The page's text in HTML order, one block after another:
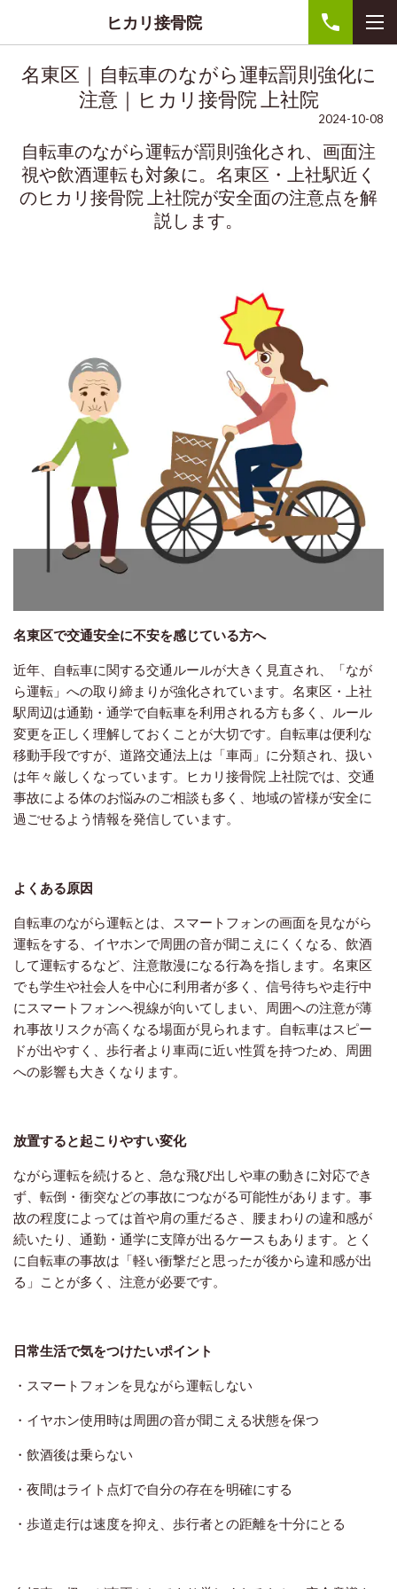
ヒカリ接骨院
名東区｜自転車のながら運転罰則強化に
注意｜ヒカリ接骨院 上社院
2024-10-08
自転車のながら運転が罰則強化され、画面注
視や飲酒運転も対象に。名東区・上社駅近く
のヒカリ接骨院 上社院が安全面の注意点を解
説します。
名東区で交通安全に不安を感じている方へ
近年、自転車に関する交通ルールが大きく見直され、「なが
ら運転」への取り締まりが強化されています。名東区・上社
駅周辺は通勤・通学で自転車を利用される方も多く、ルール
変更を正しく理解しておくことが大切です。自転車は便利な
移動手段ですが、道路交通法上は「車両」に分類され、扱い
は年々厳しくなっています。ヒカリ接骨院 上社院では、交通
事故による体のお悩みのご相談も多く、地域の皆様が安全に
過ごせるよう情報を発信しています。
よくある原因
自転車のながら運転とは、スマートフォンの画面を見ながら
運転をする、イヤホンで周囲の音が聞こえにくくなる、飲酒
して運転するなど、注意散漫になる行為を指します。名東区
でも学生や社会人を中心に利用者が多く、信号待ちや走行中
にスマートフォンへ視線が向いてしまい、周囲への注意が薄
れ事故リスクが高くなる場面が見られます。自転車はスピー
ドが出やすく、歩行者より車両に近い性質を持つため、周囲
への影響も大きくなります。
放置すると起こりやすい変化
ながら運転を続けると、急な飛び出しや車の動きに対応でき
ず、転倒・衝突などの事故につながる可能性があります。事
故の程度によっては首や肩の重だるさ、腰まわりの違和感が
続いたり、通勤・通学に支障が出るケースもあります。とく
に自転車の事故は「軽い衝撃だと思ったが後から違和感が出
る」ことが多く、注意が必要です。
日常生活で気をつけたいポイント
・スマートフォンを見ながら運転しない
・イヤホン使用時は周囲の音が聞こえる状態を保つ
・飲酒後は乗らない
・夜間はライト点灯で自分の存在を明確にする
・歩道走行は速度を抑え、歩行者との距離を十分にとる